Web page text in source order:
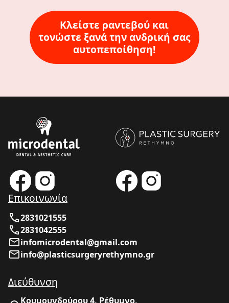
Κλείστε ραντεβού και
τονώστε ξανά την ανδρική σας
αυτοπεποίθηση!
Επικοινωνία
2831021555
2831042555
infomicrodental@gmail.com
info@plasticsurgeryrethymno.gr
Διεύθυνση
Κουμουνδούρου 4, Ρέθυμνο,